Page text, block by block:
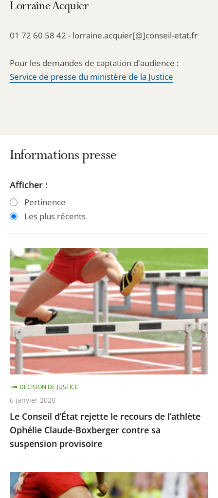
Lorraine Acquier
01 72 60 58 42 - lorraine.acquier[@]conseil-etat.fr
Pour les demandes de captation d'audience :
Service de presse du ministère de la Justice
Informations presse
Passer
les
filtres
après
Passer
les
filtres
avant
Afficher :
Pertinence
Les plus récents
Le
Conseil
d’État
rejette
le
recours
de
l’athlète
Ophélie
Claude-
Boxberger
contre
sa
suspension
provisoire
Le Conseil d’État rejette le recours de l’athlète
Ophélie Claude-Boxberger contre sa
suspension provisoire
DÉCISION DE JUSTICE
6 janvier 2020
BFM
TV